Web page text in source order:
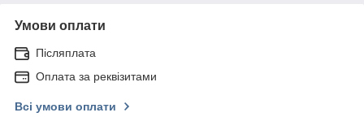
Умови оплати
Післяплата
Оплата за реквізитами
Всі умови оплати